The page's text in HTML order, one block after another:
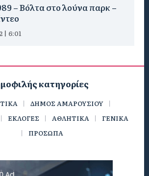
– Βόλτα στο λούνα παρκ –
| 6:01
κατηγορίες
ΔΗΜΟΣ ΑΜΑΡΟΥΣΙΟΥ
ΕΚΛΟΓΕΣ ΑΘΛΗΤΙΚΑ
ΓΕΝΙΚΑ
ΠΡΟΣΩΠΑ